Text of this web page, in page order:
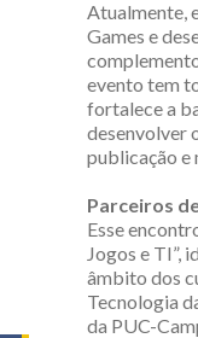
Atualmente,
Games e
evento tem
fortalece a
desenvolver
publicação e
Parceiros
Esse
Jogos e TI”,
âmbito dos
Tecnologia
da PUC-